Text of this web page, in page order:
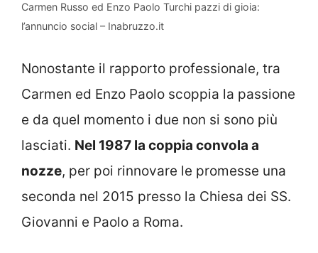
Carmen Russo ed Enzo Paolo Turchi pazzi di gioia:
l’annuncio social – Inabruzzo.it
Nonostante il rapporto professionale, tra
Carmen ed Enzo Paolo scoppia la passione
e da quel momento i due non si sono più
lasciati. Nel 1987 la coppia convola a
nozze, per poi rinnovare le promesse una
seconda nel 2015 presso la Chiesa dei SS.
Giovanni e Paolo a Roma.